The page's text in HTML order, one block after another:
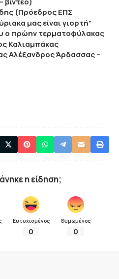
(Πρόεδρος ΕΠΣ
μας είναι γιορτή”
ο πρώην τερματοφύλακας
Καλιαμπάκας
Αλέξανδρος Άρδασσας –
η είδηση;
Ευτυχισμένος
0
Θυμωμένος
0